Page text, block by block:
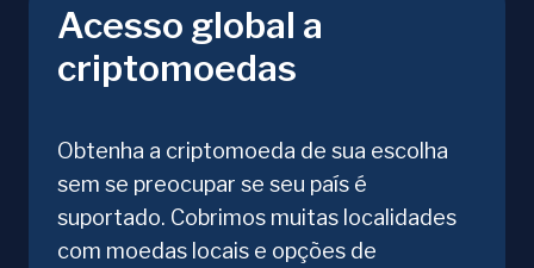
Acesso global a
criptomoedas
Obtenha a criptomoeda de sua escolha
sem se preocupar se seu país é
suportado. Cobrimos muitas localidades
com moedas locais e opções de